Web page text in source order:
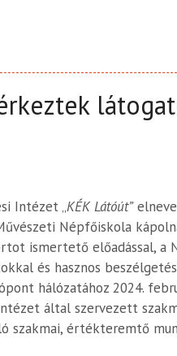
Intézet „KÉK Látóút”
Népfőiskola
ismertető előadással,
és hasznos
hálózatához 2024.
által szervezett
szakmai, értékteremtő